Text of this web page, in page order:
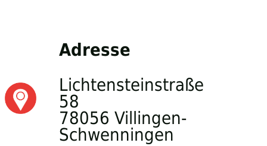
Adresse
Lichtensteinstraße
58
78056 Villingen-
Schwenningen